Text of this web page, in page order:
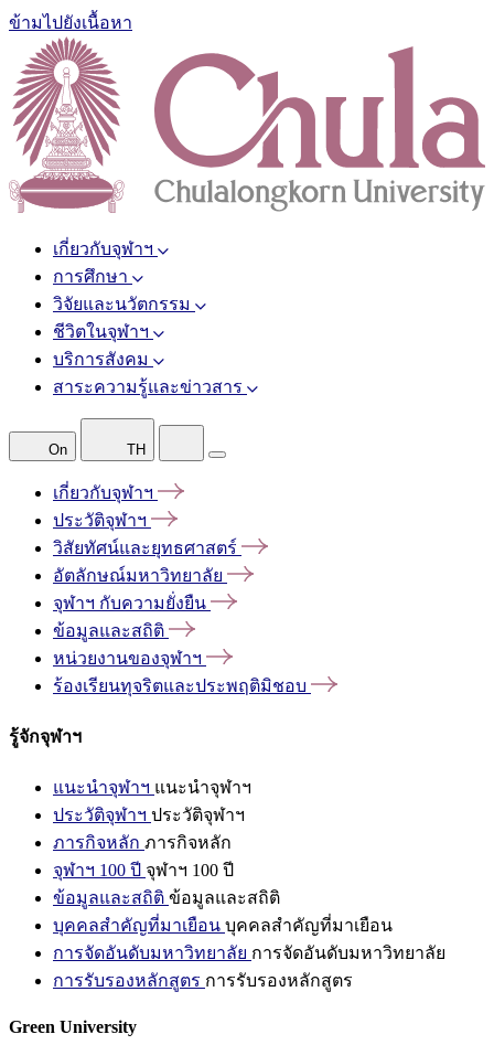
ข้ามไปยังเนื้อหา
เกี่ยวกับจุฬาฯ
การศึกษา
วิจัยและนวัตกรรม
ชีวิตในจุฬาฯ
บริการสังคม
สาระความรู้และข่าวสาร
On TH
เกี่ยวกับจุฬาฯ
ประวัติจุฬาฯ
วิสัยทัศน์และยุทธศาสตร์
อัตลักษณ์มหาวิทยาลัย
จุฬาฯ กับความยั่งยืน
ข้อมูลและสถิติ
หน่วยงานของจุฬาฯ
ร้องเรียนทุจริตและประพฤติมิชอบ
รู้จักจุฬาฯ
แนะนำจุฬาฯ แนะนำจุฬาฯ
ประวัติจุฬาฯ ประวัติจุฬาฯ
ภารกิจหลัก ภารกิจหลัก
จุฬาฯ 100 ปี จุฬาฯ 100 ปี
ข้อมูลและสถิติ ข้อมูลและสถิติ
บุคคลสำคัญที่มาเยือน บุคคลสำคัญที่มาเยือน
การจัดอันดับมหาวิทยาลัย การจัดอันดับมหาวิทยาลัย
การรับรองหลักสูตร การรับรองหลักสูตร
Green University